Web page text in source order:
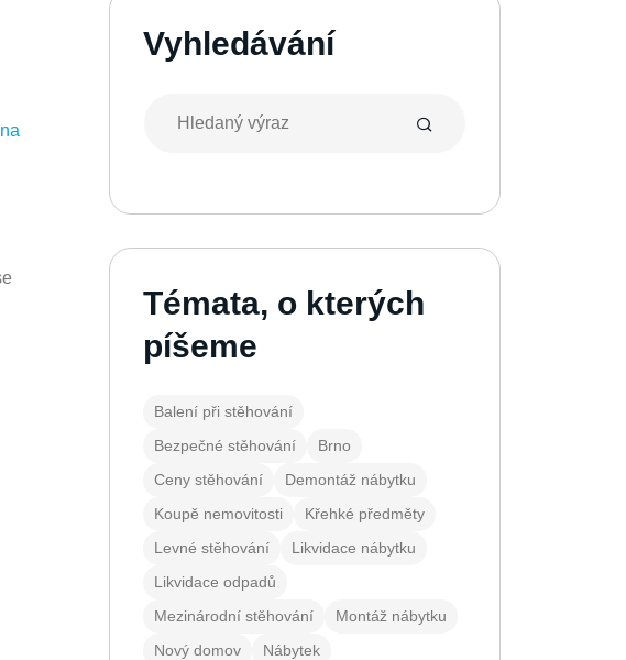
Vyhledávání
Témata, o kterých
píšeme
Balení při stěhování
Bezpečné stěhování
Brno
Ceny stěhování
Demontáž nábytku
Koupě nemovitosti
Křehké předměty
Levné stěhování
Likvidace nábytku
Likvidace odpadů
Mezinárodní stěhování
Montáž nábytku
Nový domov
Nábytek